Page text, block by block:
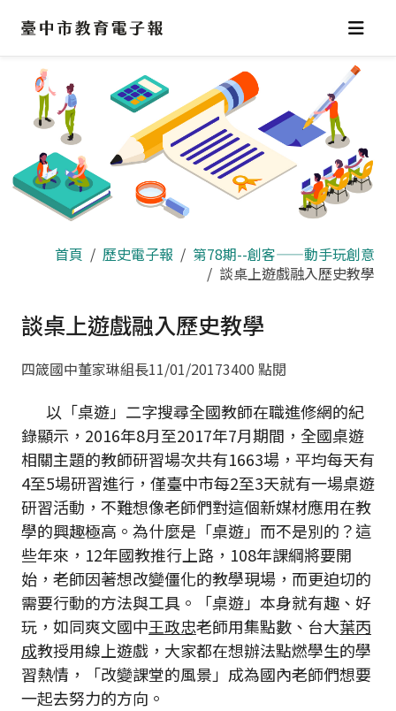
區
首頁 歷史電子報
第78期--創客——動手玩創意
談桌上遊戲融入歷史教學
談桌上遊戲融入歷史教學
四箴國中董家琳組長11/01/20173400 點閱
以「桌遊」二字搜尋全國教師在職進修網的紀
錄顯示，2016年8月至2017年7月期間，全國桌遊
相關主題的教師研習場次共有1663場，平均每天有
4至5場研習進行，僅臺中市每2至3天就有一場桌遊
研習活動，不難想像老師們對這個新媒材應用在教
學的興趣極高。為什麼是「桌遊」而不是別的？這
些年來，12年國教推行上路，108年課綱將要開
始，老師因著想改變僵化的教學現場，而更迫切的
需要行動的方法與工具。「桌遊」本身就有趣、好
玩，如同爽文國中王政忠老師用集點數、台大葉丙
成教授用線上遊戲，大家都在想辦法點燃學生的學
習熱情，「改變課堂的風景」成為國內老師們想要
一起去努力的方向。